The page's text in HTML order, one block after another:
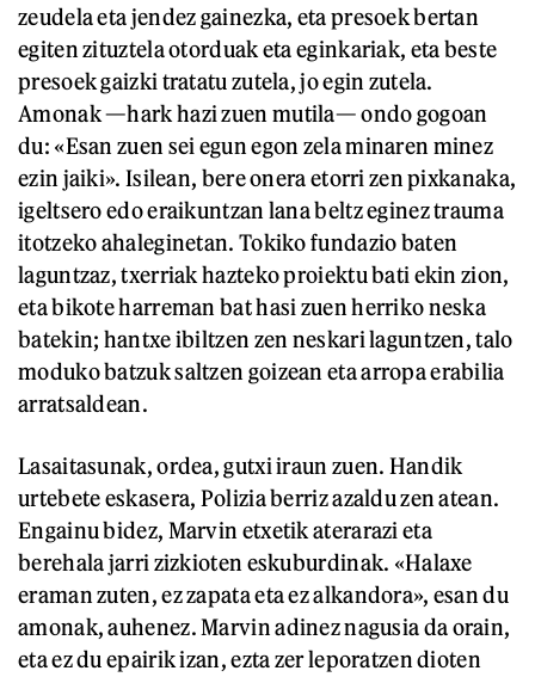
zeudela eta jendez gainezka, eta presoek bertan
egiten zituztela otorduak eta eginkariak, eta beste
presoek gaizki tratatu zutela, jo egin zutela.
Amonak —hark hazi zuen mutila— ondo gogoan
du: «Esan zuen sei egun egon zela minaren minez
ezin jaiki». Isilean, bere onera etorri zen pixkanaka,
igeltsero edo eraikuntzan lana beltz eginez trauma
itotzeko ahaleginetan. Tokiko fundazio baten
laguntzaz, txerriak hazteko proiektu bati ekin zion,
eta bikote harreman bat hasi zuen herriko neska
batekin; hantxe ibiltzen zen neskari laguntzen, talo
moduko batzuk saltzen goizean eta arropa erabilia
arratsaldean.
Lasaitasunak, ordea, gutxi iraun zuen. Handik
urtebete eskasera, Polizia berriz azaldu zen atean.
Engainu bidez, Marvin etxetik aterarazi eta
berehala jarri zizkioten eskuburdinak. «Halaxe
eraman zuten, ez zapata eta ez alkandora», esan du
amonak, auhenez. Marvin adinez nagusia da orain,
eta ez du epairik izan, ezta zer leporatzen dioten